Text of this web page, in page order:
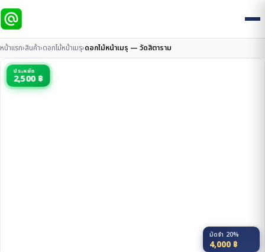
หน้าแรก›สินค้า›ดอกไม้หน้าเมรุ›ดอกไม้หน้าเมรุ — วัดสิตาราม
ประหยัด
2,500 ฿
มัดจำ 20%
4,000 ฿